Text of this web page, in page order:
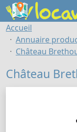
Accueil
Annuaire
Château
Château